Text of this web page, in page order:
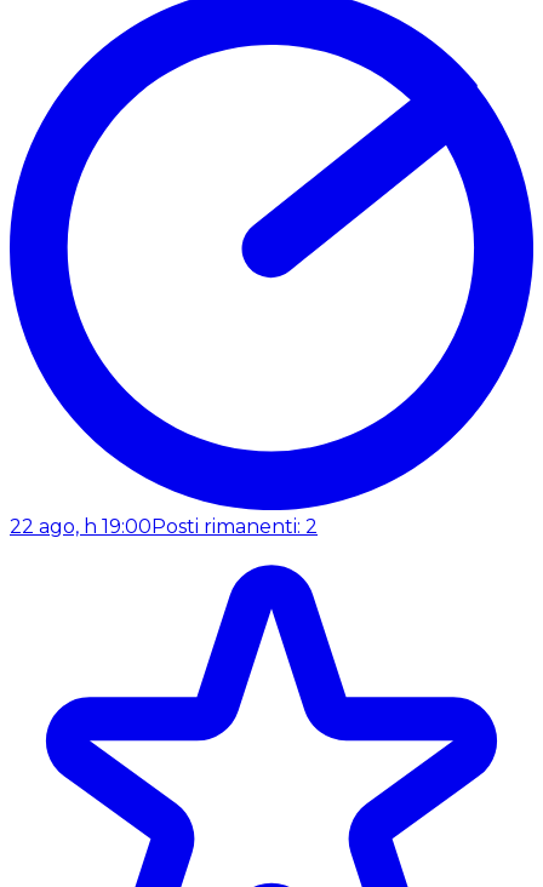
22 ago, h 19:00 Posti rimanenti: 2